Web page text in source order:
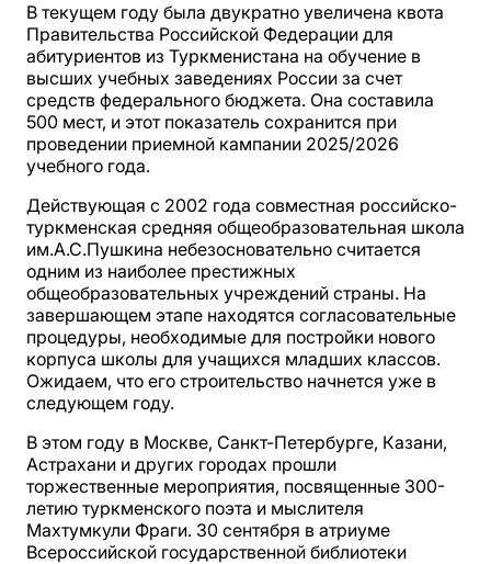
В текущем году была двукратно увеличена квота
Правительства Российской Федерации для
абитуриентов из Туркменистана на обучение в
высших учебных заведениях России за счет
средств федерального бюджета. Она составила
500 мест, и этот показатель сохранится при
проведении приемной кампании 2025/2026
учебного года.
Действующая с 2002 года совместная российско-
туркменская средняя общеобразовательная школа
им.А.С.Пушкина небезосновательно считается
одним из наиболее престижных
общеобразовательных учреждений страны. На
завершающем этапе находятся согласовательные
процедуры, необходимые для постройки нового
корпуса школы для учащихся младших классов.
Ожидаем, что его строительство начнется уже в
следующем году.
В этом году в Москве, Санкт-Петербурге, Казани,
Астрахани и других городах прошли
торжественные мероприятия, посвященные 300-
летию туркменского поэта и мыслителя
Махтумкули Фраги. 30 сентября в атриуме
Всероссийской государственной библиотеки